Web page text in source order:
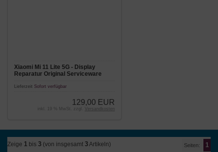
Xiaomi Mi 11 Lite 5G - Display
Reparatur Original Serviceware
Lieferzeit Sofort verfügbar
129,00 EUR
inkl. 19 % MwSt. zzgl. Versandkosten
Zeige 1 bis 3 (von insgesamt 3Artikeln) Seiten: 1